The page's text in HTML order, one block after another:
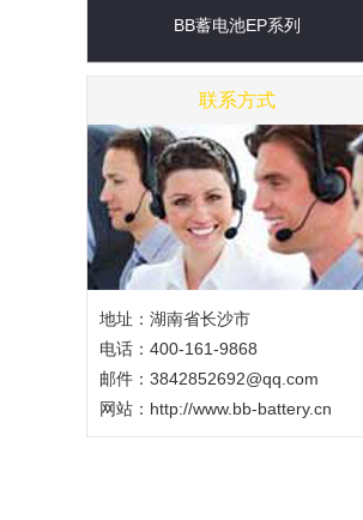
BB蓄电池EP系列
联系方式
地址：湖南省长沙市
电话：400-161-9868
邮件：3842852692@qq.com
网站： http://www.bb-battery.cn